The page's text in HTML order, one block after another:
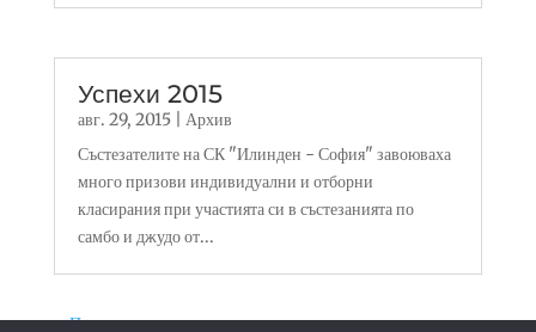
Успехи 2015
авг. 29, 2015| Архив
Състезателите на СК "Илинден - София" завоюваха
много призови индивидуални и отборни
класирания при участията си в състезанията по
самбо и джудо от...
« По-стари записи